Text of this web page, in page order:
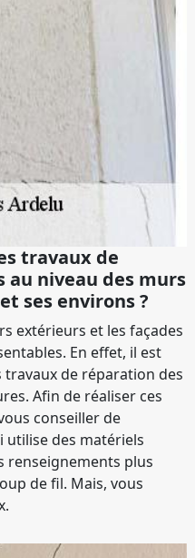
travaux de
au niveau des murs
ses environs ?
extérieurs et les façades
En effet, il est
de réparation des
Afin de réaliser ces
conseiller de
utilise des matériels
renseignements plus
de fil. Mais, vous